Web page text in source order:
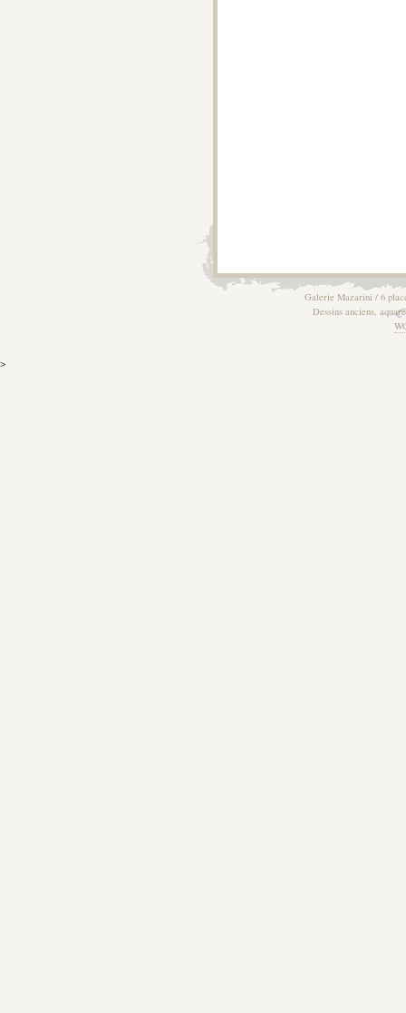
Galerie Mazarini / 6
Dessins anciens,
>